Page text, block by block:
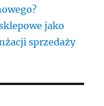
jako
sprzedaży